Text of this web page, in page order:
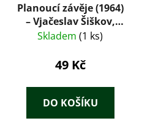
Planoucí závěje (1964)
– Vjačeslav Šiškov,
ilustrace Karel
Skladem (1 ks)
49 Kč
DO KOŠÍKU